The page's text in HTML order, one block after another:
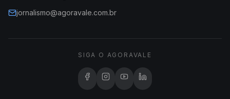
jornalismo@agoravale.com.br
SIGA O AGORAVALE